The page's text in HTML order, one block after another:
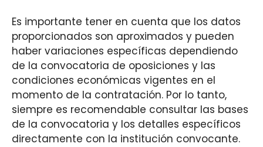
Es importante tener en cuenta que los datos
proporcionados son aproximados y pueden
haber variaciones específicas dependiendo
de la convocatoria de oposiciones y las
condiciones económicas vigentes en el
momento de la contratación. Por lo tanto,
siempre es recomendable consultar las bases
de la convocatoria y los detalles específicos
directamente con la institución convocante.